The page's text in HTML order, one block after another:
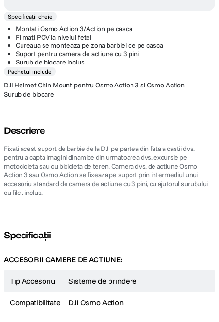
Specificații cheie
Montati Osmo Action 3/Action pe casca
Filmati POV la nivelul fetei
Cureaua se monteaza pe zona barbiei de pe casca
Suport pentru camera de actiune cu 3 pini
Surub de blocare inclus
Pachetul include
DJI Helmet Chin Mount pentru Osmo Action 3 si Osmo Action
Surub de blocare
Descriere
Fixati acest suport de barbie de la DJI pe partea din fata a castii dvs.
pentru a capta imagini dinamice din urmatoarea dvs. excursie pe
motocicleta sau cu bicicleta de teren. Camera dvs. de actiune Osmo
Action 3 sau Osmo Action se fixeaza pe suport prin intermediul unui
accesoriu standard de camera de actiune cu 3 pini, cu ajutorul surubului
cu filet inclus.
Specificații
ACCESORII CAMERE DE ACTIUNE:
Tip Accesoriu Sisteme de prindere
Compatibilitate DJI Osmo Action